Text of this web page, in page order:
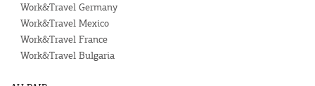
Work&Travel Germany
Work&Travel Mexico
Work&Travel France
Work&Travel Bulgaria